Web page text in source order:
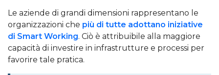
Le aziende di grandi dimensioni rappresentano le
organizzazioni che più di tutte adottano iniziative
di Smart Working. Ciò è attribuibile alla maggiore
capacità di investire in infrastrutture e processi per
favorire tale pratica.